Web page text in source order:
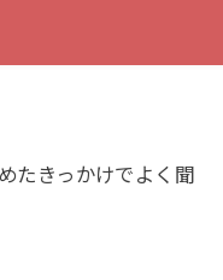
たきっかけでよく聞